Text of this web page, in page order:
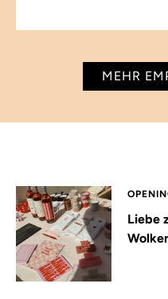
MEHR
Liebe